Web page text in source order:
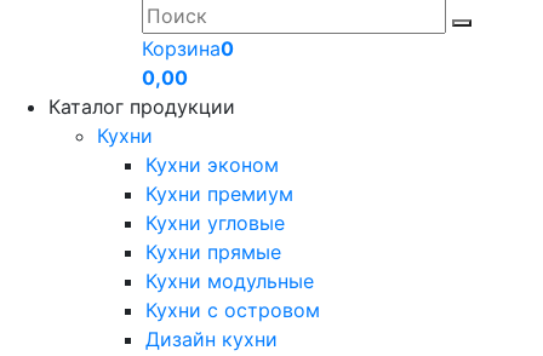
Корзина0
0,00
Каталог продукции
Кухни
Кухни эконом
Кухни премиум
Кухни угловые
Кухни прямые
Кухни модульные
Кухни с островом
Дизайн кухни